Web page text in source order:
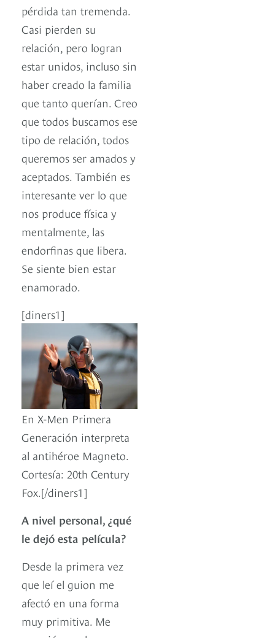
pérdida tan tremenda.
Casi pierden su
relación, pero logran
estar unidos, incluso sin
haber creado la familia
que tanto querían. Creo
que todos buscamos ese
tipo de relación, todos
queremos ser amados y
aceptados. También es
interesante ver lo que
nos produce física y
mentalmente, las
endorfinas que libera.
Se siente bien estar
enamorado.
[diners1]
En X-Men Primera
Generación interpreta
al antihéroe Magneto.
Cortesía: 20th Century
Fox.[/diners1]
A nivel personal, ¿qué
le dejó esta película?
Desde la primera vez
que leí el guion me
afectó en una forma
muy primitiva. Me